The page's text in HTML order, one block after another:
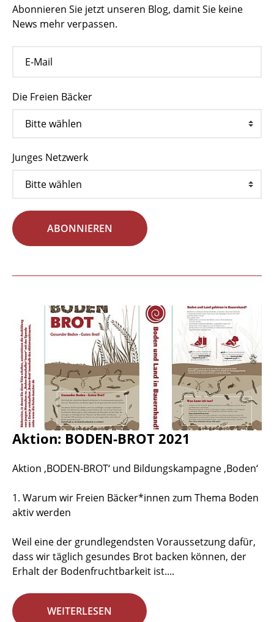
Abonnieren Sie jetzt unseren Blog, damit Sie keine
News mehr verpassen.
Die Freien Bäcker
Junges Netzwerk
ABONNIEREN
Aktion: BODEN-BROT 2021
Aktion ‚BODEN-BROT‘ und Bildungskampagne ‚Boden‘
1. Warum wir Freien Bäcker*innen zum Thema Boden
aktiv werden
Weil eine der grundlegendsten Voraussetzung dafür,
dass wir täglich gesundes Brot backen können, der
Erhalt der Bodenfruchtbarkeit ist....
WEITERLESEN